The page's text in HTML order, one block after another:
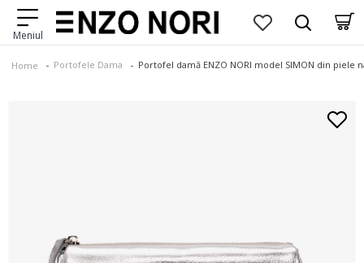
Home Portofele Dama Portofel damă ENZO NORI model SIMON din piele